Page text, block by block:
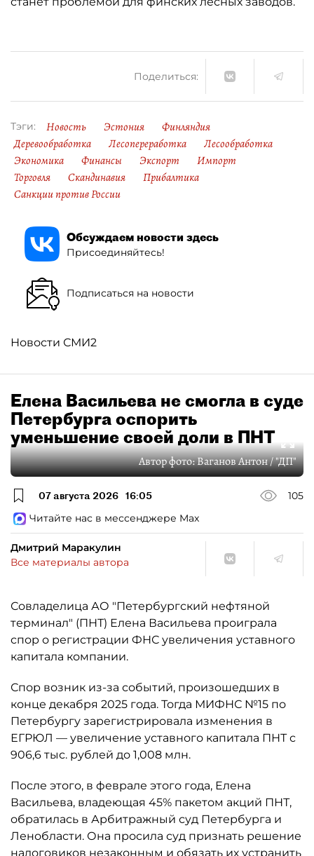
Поделиться:
Тэги: Новость Эстония
Финляндия
Деревообработка
Лесопереработка
Лесообработка
Экономика
Финансы Экспорт
Импорт
Торговля
Скандинавия
Прибалтика
Санкции против России
Обсуждаем новости здесь
Присоединяйтесь!
Подписаться на новости
Новости СМИ2
Елена Васильева не смогла в суде
Петербурга оспорить
уменьшение своей доли в ПНТ
Автор фото:Ваганов Антон / "ДП"
07 августа 2026 16:05
105
Читайте нас в мессенджере Max
Дмитрий Маракулин
Все материалы автора
Совладелица АО "Петербургский нефтяной
терминал" (ПНТ) Елена Васильева проиграла
спор о регистрации ФНС увеличения уставного
капитала компании.
Спор возник из-за событий, произошедших в
конце декабря 2025 года. Тогда МИФНС №15 по
Петербургу зарегистрировала изменения в
ЕГРЮЛ — увеличение уставного капитала ПНТ с
906,6 тыс. рублей до 1,008 млн.
После этого, в феврале этого года, Елена
Васильева, владеющая 45% пакетом акций ПНТ,
обратилась в Арбитражный суд Петербурга и
Ленобласти. Она просила суд признать решение
налоговиков незаконным и обязать их устранить